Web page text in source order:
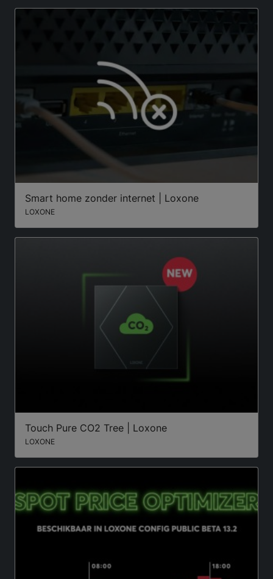
Smart home zonder internet | Loxone
LOXONE
Touch Pure CO2 Tree | Loxone
LOXONE